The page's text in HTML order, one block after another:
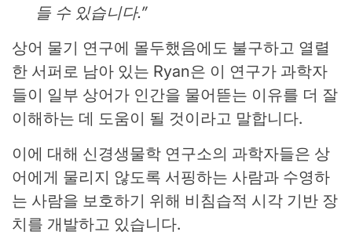
들 수 있습니다.”
상어 물기 연구에 몰두했음에도 불구하고 열렬
한 서퍼로 남아 있는 Ryan은 이 연구가 과학자
들이 일부 상어가 인간을 물어뜯는 이유를 더 잘
이해하는 데 도움이 될 것이라고 말합니다.
이에 대해 신경생물학 연구소의 과학자들은 상
어에게 물리지 않도록 서핑하는 사람과 수영하
는 사람을 보호하기 위해 비침습적 시각 기반 장
치를 개발하고 있습니다.